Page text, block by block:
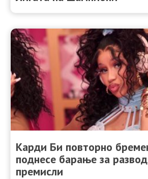
Карди Би повторно
поднесе барање за
премисли